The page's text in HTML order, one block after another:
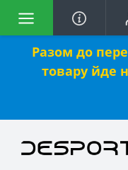
Разом до
товару йде